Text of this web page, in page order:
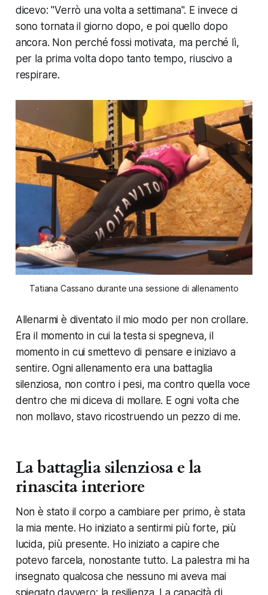
dicevo: "Verrò una volta a settimana". E invece ci
sono tornata il giorno dopo, e poi quello dopo
ancora. Non perché fossi motivata, ma perché lì,
per la prima volta dopo tanto tempo, riuscivo a
respirare.
Tatiana Cassano durante una sessione di allenamento
Allenarmi è diventato il mio modo per non crollare.
Era il momento in cui la testa si spegneva, il
momento in cui smettevo di pensare e iniziavo a
sentire. Ogni allenamento era una battaglia
silenziosa, non contro i pesi, ma contro quella voce
dentro che mi diceva di mollare. E ogni volta che
non mollavo, stavo ricostruendo un pezzo di me.
La battaglia silenziosa e la
rinascita interiore
Non è stato il corpo a cambiare per primo, è stata
la mia mente. Ho iniziato a sentirmi più forte, più
lucida, più presente. Ho iniziato a capire che
potevo farcela, nonostante tutto. La palestra mi ha
insegnato qualcosa che nessuno mi aveva mai
spiegato davvero: la resilienza. La capacità di